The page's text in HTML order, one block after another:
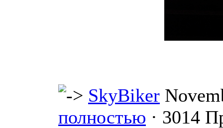
SkyBiker
полностью · 3014